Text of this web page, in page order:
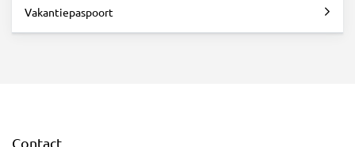
Vakantiepaspoort
Contact